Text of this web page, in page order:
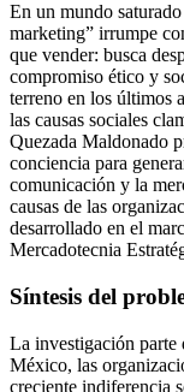
En un mundo
marketing” irrumpe
que vender: busca
compromiso ético y
terreno en los últimos
las causas sociales
Quezada Maldonado
conciencia para
comunicación y la
causas de las
desarrollado en el
Mercadotecnia
Síntesis del
La investigación parte
México, las
creciente indiferencia